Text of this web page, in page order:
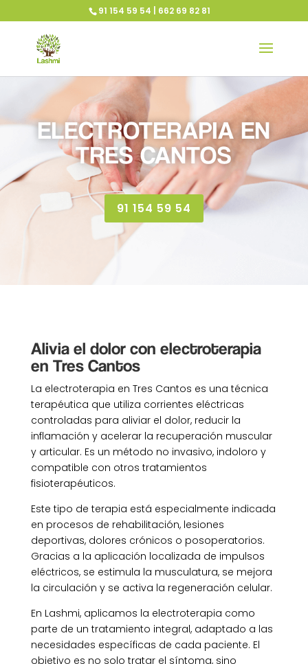
91 154 59 54 | 662 69 82 81
ELECTROTERAPIA EN
TRES CANTOS
91 154 59 54
Alivia el dolor con electroterapia
en Tres Cantos
La electroterapia en Tres Cantos es una técnica
terapéutica que utiliza corrientes eléctricas
controladas para aliviar el dolor, reducir la
inflamación y acelerar la recuperación muscular
y articular. Es un método no invasivo, indoloro y
compatible con otros tratamientos
fisioterapéuticos.
Este tipo de terapia está especialmente indicada
en procesos de rehabilitación, lesiones
deportivas, dolores crónicos o posoperatorios.
Gracias a la aplicación localizada de impulsos
eléctricos, se estimula la musculatura, se mejora
la circulación y se activa la regeneración celular.
En Lashmi, aplicamos la electroterapia como
parte de un tratamiento integral, adaptado a las
necesidades específicas de cada paciente. El
objetivo es no solo tratar el síntoma, sino